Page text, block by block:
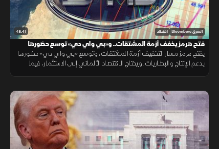
48:41 الشرق Bloomberg اقتصاد
فتح هرمز يخفف أزمة المشتقات.. و«بي واي دي» توسع حضورها
يفتح هرمز مسارا لتخفيف أزمة المشتقات، وتوسع «بي واي دي» حضورها
بدعم الإنتاج والبطاريات. ويحتاج الاقتصاد الألماني إلى الاستثمار، فيما